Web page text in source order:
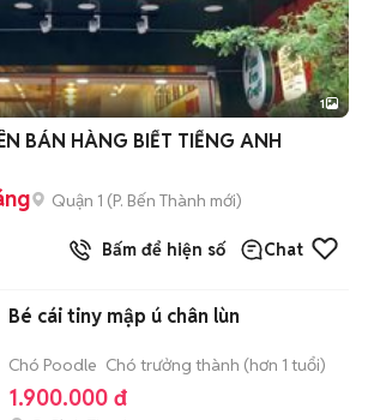
1
BÁN HÀNG BIẾT TIẾNG ANH
Quận 1 (P. Bến Thành mới)
Bấm để hiện số Chat
Bé cái tiny mập ú chân lùn
Chó Poodle Chó trưởng thành (hơn 1 tuổi)
1.900.000 đ